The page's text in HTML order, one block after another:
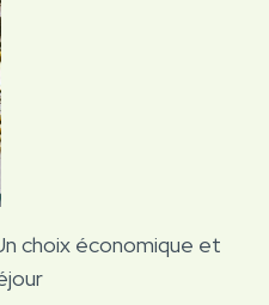
choix économique et